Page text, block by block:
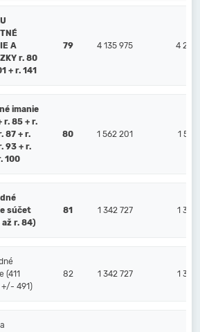
A
r. 80
+ r. 141
79 4 135 975 4 256
imanie
r. 85 + r.
87 + r.
93 + r.
100
80 1 562 201 1 572
súčet
až r. 84)
81 1 342 727 1 342
(411
+/- 491)
82 1 342 727 1 342